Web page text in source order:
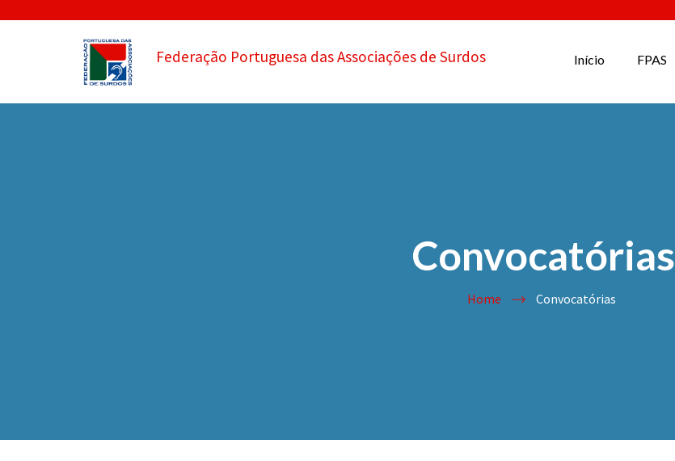
Federação Portuguesa das Associações de Surdos Início FPAS
Convocatórias
Home Convocatórias